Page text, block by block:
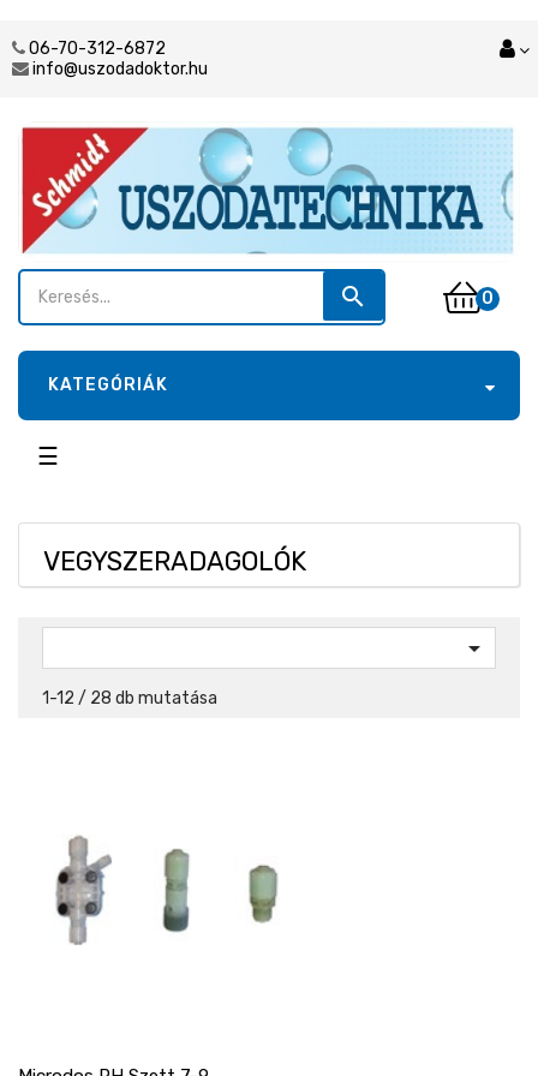
06-70-312-6872
info@uszodadoktor.hu
search 0
KATEGÓRIÁK
Toggle
☰
VEGYSZERADAGOLÓK

1-12 / 28 db mutatása